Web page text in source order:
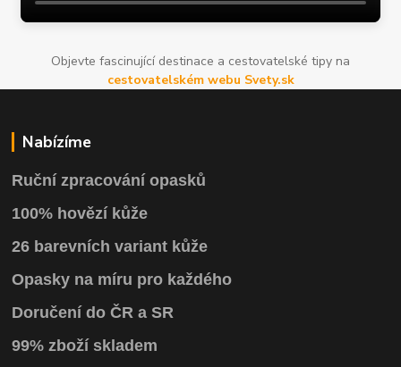
Objevte fascinující destinace a cestovatelské tipy na
cestovatelském webu Svety.sk
Nabízíme
Ruční zpracování opasků
100% hovězí kůže
26 barevních variant kůže
Opasky na míru pro každého
Doručení do ČR a SR
99% zboží skladem